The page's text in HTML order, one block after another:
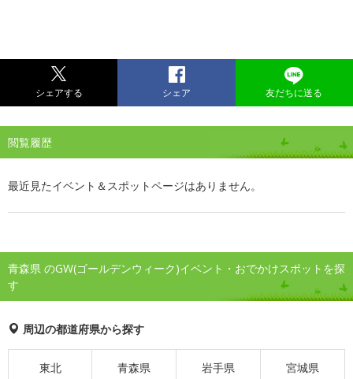
シェアする シェア 友だちに送る
閲覧履歴
最近見たイベント＆スポットページはありません。
青森県 のGW(ゴールデンウィーク)イベント・おでかけスポットを探
す
周辺の都道府県から探す
東北 青森県 岩手県 宮城県